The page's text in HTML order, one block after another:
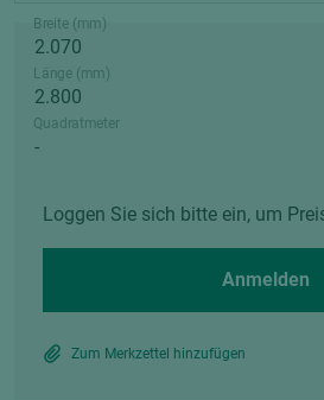
Breite (mm)
Länge (mm)
Quadratmeter
Loggen Sie sich bitte ein, um
Anmelden
Zum Merkzettel hinzufügen